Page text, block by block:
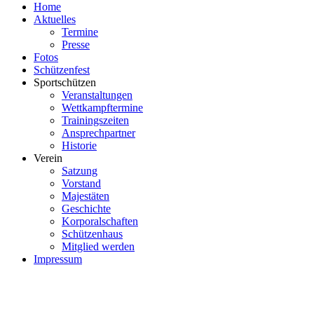
Home
Aktuelles
Termine
Presse
Fotos
Schützenfest
Sportschützen
Veranstaltungen
Wettkampftermine
Trainingszeiten
Ansprechpartner
Historie
Verein
Satzung
Vorstand
Majestäten
Geschichte
Korporalschaften
Schützenhaus
Mitglied werden
Impressum